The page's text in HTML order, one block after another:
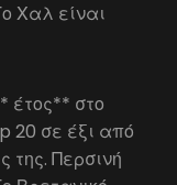
Χαλ είναι
έτος** στο
20 σε έξι από
της. Περσινή